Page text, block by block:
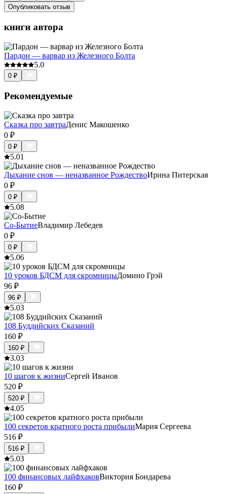
Опубликовать отзыв
книги автора
Пардон — варвар из Железного Болта
5.0
0 ₽
Рекомендуемые
Сказка про завтраДенис Макошенко
0 ₽
0 ₽
5.01
Дыхание снов — неназванное РождествоИрина Питерская
0 ₽
0 ₽
5.08
Со-БытиеВладимир Лебедев
0 ₽
0 ₽
5.06
10 уроков БДСМ для скромницыДомино Грэй
96 ₽
96 ₽
5.03
108 Буддийских Сказаний
160 ₽
160 ₽
3.03
10 шагов к жизниСергей Иванов
520 ₽
520 ₽
4.05
100 секретов кратного роста прибылиМария Сергеева
516 ₽
516 ₽
5.03
100 финансовых лайфхаковВиктория Бондарева
160 ₽